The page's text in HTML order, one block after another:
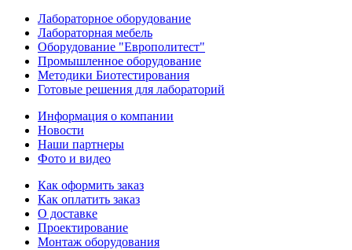
Лабораторное оборудование
Лабораторная мебель
Оборудование "Европолитест"
Промышленное оборудование
Методики Биотестирования
Готовые решения для лабораторий
Информация о компании
Новости
Наши партнеры
Фото и видео
Как оформить заказ
Как оплатить заказ
О доставке
Проектирование
Монтаж оборудования